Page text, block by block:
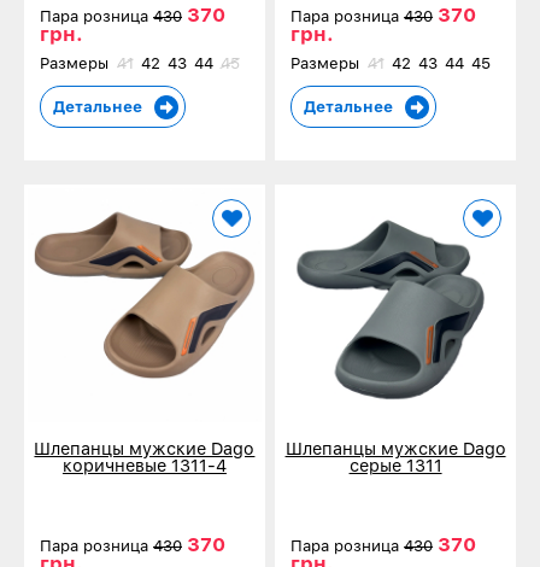
Пара розница 430 370
грн.
Размеры 41 42 43 44 45
Детальнее
Пара розница430 370
грн.
Размеры 41 42 43 44 45
Детальнее
Шлепанцы мужские Dago
коричневые 1311-4
Пара розница 430 370
Шлепанцы мужские Dago
серые 1311
Пара розница430 370